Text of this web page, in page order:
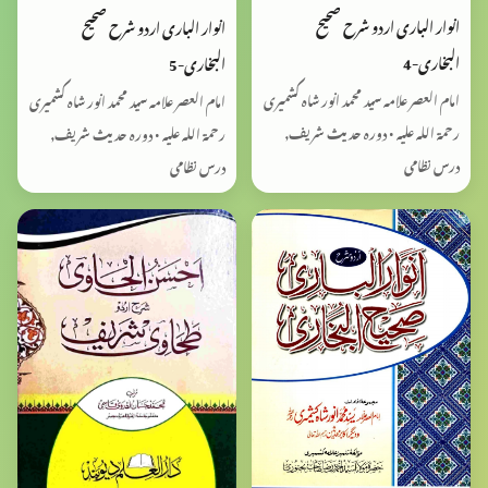
انوار الباری اردو شرح صحیح
البخاری-4
امام العصر علامہ سید محمد انور شاہ کشمیری
رحمۃ اللہ علیہ • دورہ حدیث شریف,
درس نظامی
انوار الباری اردو شرح صحیح
البخاری-5
امام العصر علامہ سید محمد انور شاہ کشمیری
رحمۃ اللہ علیہ • دورہ حدیث شریف,
درس نظامی